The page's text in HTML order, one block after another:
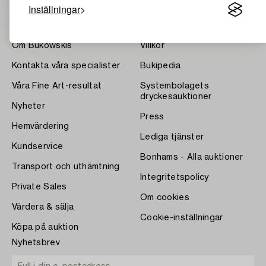
Inställningar
Om Bukowskis
Kontakta våra specialister
Våra Fine Art-resultat
Nyheter
Hemvärdering
Kundservice
Transport och uthämtning
Private Sales
Värdera & sälja
Köpa på auktion
Villkor
Bukipedia
Systembolagets
dryckesauktioner
Press
Lediga tjänster
Bonhams - Alla auktioner
Integritetspolicy
Om cookies
Cookie-inställningar
Nyhetsbrev